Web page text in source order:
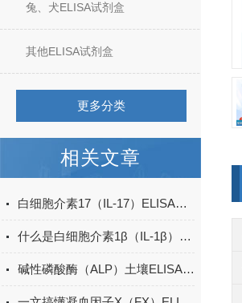
兔、犬ELISA试剂盒
其他ELISA试剂盒
更多分类
相关文章
白细胞介素17（IL-17）ELISA试剂盒的特点及优势
什么是白细胞介素1β（IL-1β）ELISA试剂盒？
碱性磷酸酶（ALP）土壤ELISA的操作方法